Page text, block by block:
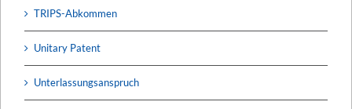
TRIPS-Abkommen
Unitary Patent
Unterlassungsanspruch